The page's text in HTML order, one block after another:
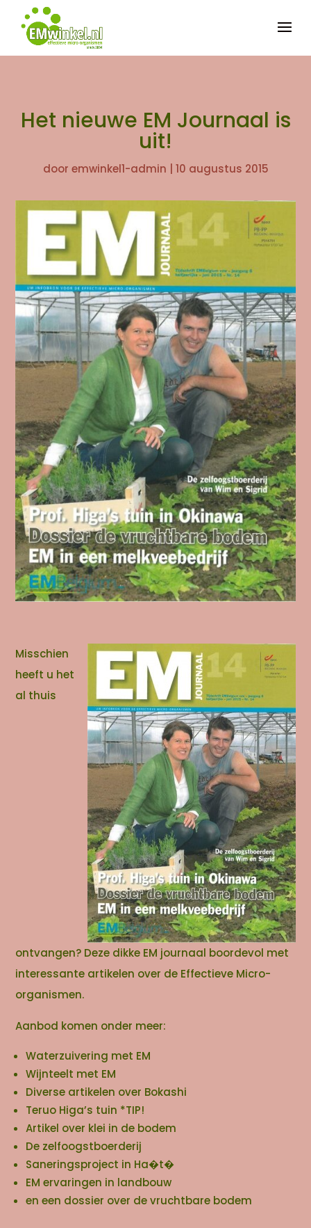
Het nieuwe EM Journaal is
uit!
door emwinkel1-admin 10 augustus 2015
Misschien
heeft u het
al thuis
ontvangen? Deze dikke EM journaal boordevol met
interessante artikelen over de Effectieve Micro-
organismen.
Aanbod komen onder meer:
Waterzuivering met EM
Wijnteelt met EM
Diverse artikelen over Bokashi
Teruo Higa’s tuin *TIP!
Artikel over klei in de bodem
De zelfoogstboerderij
Saneringsproject in Ha�t�
EM ervaringen in landbouw
en een dossier over de vruchtbare bodem